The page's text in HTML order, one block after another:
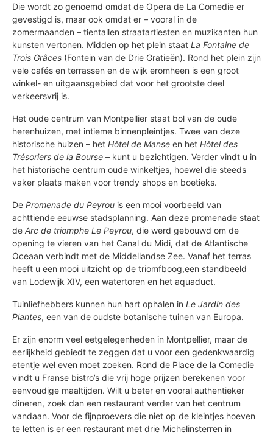
Die wordt zo genoemd omdat de Opera de La Comedie er
gevestigd is, maar ook omdat er – vooral in de
zomermaanden – tientallen straatartiesten en muzikanten hun
kunsten vertonen. Midden op het plein staat La Fontaine de
Trois Grâces (Fontein van de Drie Gratieën). Rond het plein zijn
vele cafés en terrassen en de wijk eromheen is een groot
winkel- en uitgaansgebied dat voor het grootste deel
verkeersvrij is.
Het oude centrum van Montpellier staat bol van de oude
herenhuizen, met intieme binnenpleintjes. Twee van deze
historische huizen – het Hôtel de Manse en het Hôtel des
Trésoriers de la Bourse – kunt u bezichtigen. Verder vindt u in
het historische centrum oude winkeltjes, hoewel die steeds
vaker plaats maken voor trendy shops en boetieks.
De Promenade du Peyrou is een mooi voorbeeld van
achttiende eeuwse stadsplanning. Aan deze promenade staat
de Arc de triomphe Le Peyrou, die werd gebouwd om de
opening te vieren van het Canal du Midi, dat de Atlantische
Oceaan verbindt met de Middellandse Zee. Vanaf het terras
heeft u een mooi uitzicht op de triomfboog,een standbeeld
van Lodewijk XIV, een watertoren en het aquaduct.
Tuinliefhebbers kunnen hun hart ophalen in Le Jardin des
Plantes, een van de oudste botanische tuinen van Europa.
Er zijn enorm veel eetgelegenheden in Montpellier, maar de
eerlijkheid gebiedt te zeggen dat u voor een gedenkwaardig
etentje wel even moet zoeken. Rond de Place de la Comedie
vindt u Franse bistro’s die vrij hoge prijzen berekenen voor
eenvoudige maaltijden. Wilt u beter en vooral authentieker
dineren, zoek dan een restaurant verder van het centrum
vandaan. Voor de fijnproevers die niet op de kleintjes hoeven
te letten is er een restaurant met drie Michelinsterren in